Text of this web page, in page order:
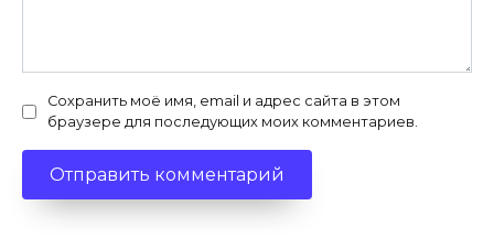
Сохранить моё имя, email и адрес сайта в этом
браузере для последующих моих комментариев.